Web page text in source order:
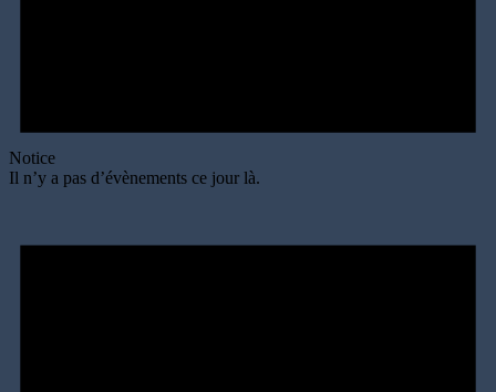
Notice
Il n’y a pas d’évènements ce jour là.